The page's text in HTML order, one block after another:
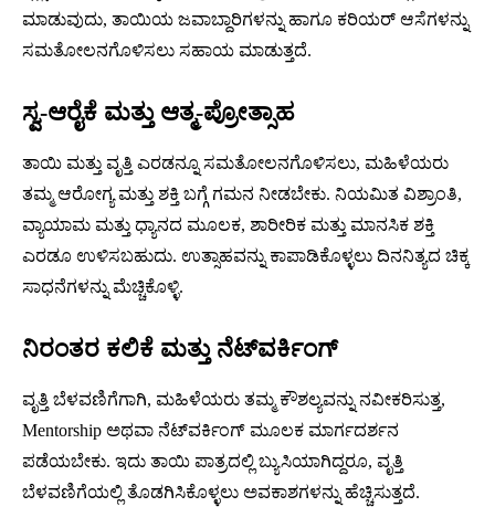
ಮಾಡುವುದು, ತಾಯಿಯ ಜವಾಬ್ದಾರಿಗಳನ್ನು ಹಾಗೂ ಕರಿಯರ್ ಆಸೆಗಳನ್ನು
ಸಮತೋಲನಗೊಳಿಸಲು ಸಹಾಯ ಮಾಡುತ್ತದೆ.
ಸ್ವ-ಆರೈಕೆ ಮತ್ತು ಆತ್ಮ-ಪ್ರೋತ್ಸಾಹ
ತಾಯಿ ಮತ್ತು ವೃತ್ತಿ ಎರಡನ್ನೂ ಸಮತೋಲನಗೊಳಿಸಲು, ಮಹಿಳೆಯರು
ತಮ್ಮ ಆರೋಗ್ಯ ಮತ್ತು ಶಕ್ತಿ ಬಗ್ಗೆ ಗಮನ ನೀಡಬೇಕು. ನಿಯಮಿತ ವಿಶ್ರಾಂತಿ,
ವ್ಯಾಯಾಮ ಮತ್ತು ಧ್ಯಾನದ ಮೂಲಕ, ಶಾರೀರಿಕ ಮತ್ತು ಮಾನಸಿಕ ಶಕ್ತಿ
ಎರಡೂ ಉಳಿಸಬಹುದು. ಉತ್ಸಾಹವನ್ನು ಕಾಪಾಡಿಕೊಳ್ಳಲು ದಿನನಿತ್ಯದ ಚಿಕ್ಕ
ಸಾಧನೆಗಳನ್ನು ಮೆಚ್ಚಿಕೊಳ್ಳಿ.
ನಿರಂತರ ಕಲಿಕೆ ಮತ್ತು ನೆಟ್‌ವರ್ಕಿಂಗ್
ವೃತ್ತಿ ಬೆಳವಣಿಗೆಗಾಗಿ, ಮಹಿಳೆಯರು ತಮ್ಮ ಕೌಶಲ್ಯವನ್ನು ನವೀಕರಿಸುತ್ತ,
Mentorship ಅಥವಾ ನೆಟ್‌ವರ್ಕಿಂಗ್ ಮೂಲಕ ಮಾರ್ಗದರ್ಶನ
ಪಡೆಯಬೇಕು. ಇದು ತಾಯಿ ಪಾತ್ರದಲ್ಲಿ ಬ್ಯುಸಿಯಾಗಿದ್ದರೂ, ವೃತ್ತಿ
ಬೆಳವಣಿಗೆಯಲ್ಲಿ ತೊಡಗಿಸಿಕೊಳ್ಳಲು ಅವಕಾಶಗಳನ್ನು ಹೆಚ್ಚಿಸುತ್ತದೆ.